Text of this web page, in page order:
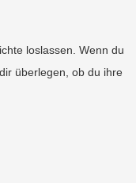
loslassen. Wenn du
überlegen, ob du ihre